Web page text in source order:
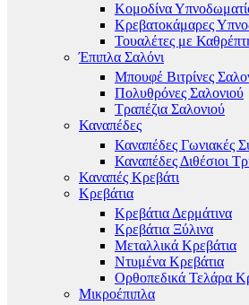
Κομοδίνα
Κρεβατοκάμαρες
Τουαλέτες με
Έπιπλα Σαλόνι
Μπουφέ Βιτρίνες
Πολυθρόνες Σαλονιού
Τραπέζια Σαλονιού
Καναπέδες
Καναπέδες Γωνιακές
Καναπέδες Διθέσιοι
Καναπές Κρεβάτι
Κρεβάτια
Κρεβάτια Δερμάτινα
Κρεβάτια Ξύλινα
Μεταλλικά Κρεβάτια
Ντυμένα Κρεβάτια
Ορθοπεδικά Τελάρα
Μικροέπιπλα